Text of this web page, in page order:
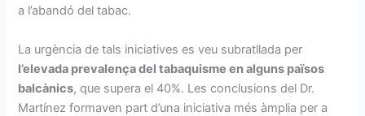
a l’abandó del tabac.
La urgència de tals iniciatives es veu subratllada per
l’elevada prevalença del tabaquisme en alguns països
balcànics, que supera el 40%. Les conclusions del Dr.
Martínez formaven part d’una iniciativa més àmplia per a